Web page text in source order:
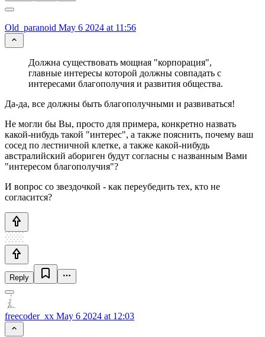
Old_paranoid May 6 2024 at 11:56
Должна существовать мощная "корпорация",
главные интересы которой должны совпадать с
интересами благополучия и развития общества.
Да-да, все должны быть благополучными и развиваться!
Не могли бы Вы, просто для примера, конкретно назвать
какой-нибудь такой "интерес", а также пояснить, почему ваш
сосед по лестничной клетке, а также какой-нибудь
австралийский абориген будут согласны с названным Вами
"интересом благополучия"?
И вопрос со звездочкой - как переубедить тех, кто не
согласится?
Reply
freecoder_xx May 6 2024 at 12:03